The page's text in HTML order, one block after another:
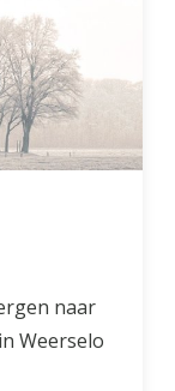
naar
Weerselo